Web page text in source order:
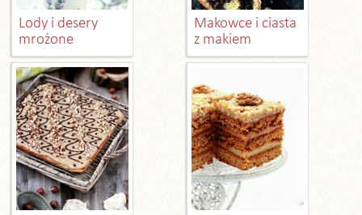
Lody i desery
mrożone
Makowce i ciasta
z makiem